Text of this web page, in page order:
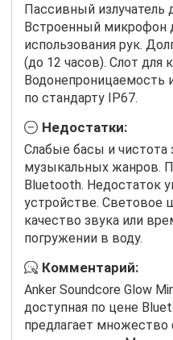
Пассивный излучатель
Встроенный микрофон
использования рук.
(до 12 часов). Слот для
Водонепроницаемость
по стандарту IP67.
Недостатки:
Слабые басы и чистота
музыкальных жанров.
Bluetooth. Недостаток
устройстве. Световое
качество звука или
погружении в воду.
Комментарий:
Anker Soundcore Glow
доступная по цене
предлагает множество